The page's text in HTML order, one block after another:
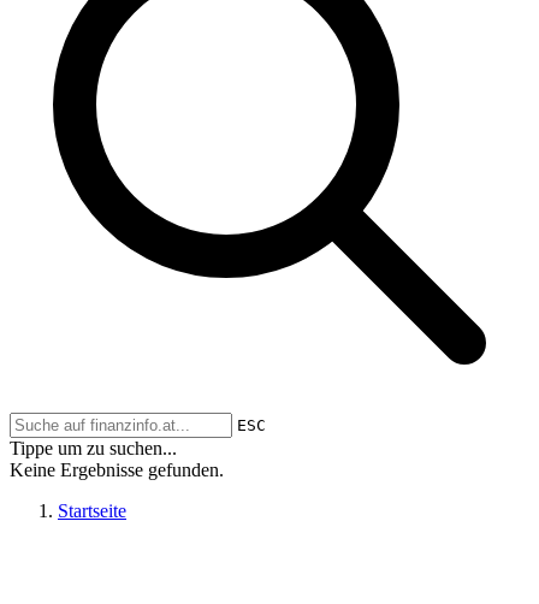
ESC
Tippe um zu suchen...
Keine Ergebnisse gefunden.
Startseite